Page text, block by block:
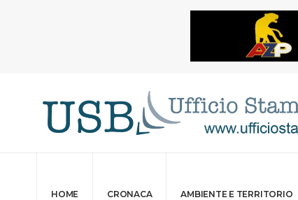
HOME CRONACA AMBIENTE E TERRITORIO